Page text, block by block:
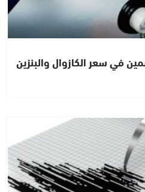
في سعر الكازوال والبنزين